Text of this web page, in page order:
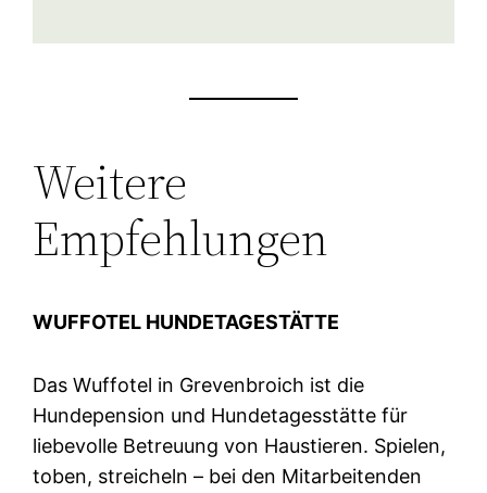
Weitere
Empfehlungen
WUFFOTEL HUNDETAGESTÄTTE
Das Wuffotel in Grevenbroich ist die
Hundepension und Hundetagesstätte für
liebevolle Betreuung von Haustieren. Spielen,
toben, streicheln – bei den Mitarbeitenden